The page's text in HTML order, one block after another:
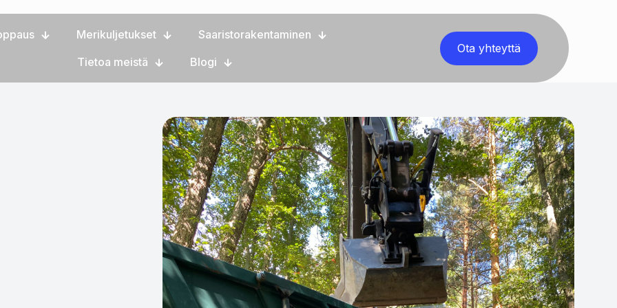
Merikuljetukset
Saaristorakentaminen
Tietoa meistä
Blogi
Ota yhteyttä